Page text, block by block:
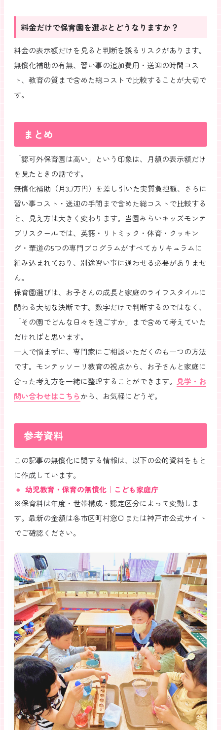
料金だけで保育園を選ぶとどうなりますか？
料金の表示額だけを見ると判断を誤るリスクがあります。
無償化補助の有無、習い事の追加費用・送迎の時間コス
ト、教育の質まで含めた総コストで比較することが大切で
す。
まとめ
「認可外保育園は高い」という印象は、月額の表示額だけ
を見たときの話です。
無償化補助（月3.7万円）を差し引いた実質負担額、さらに
習い事コスト・送迎の手間まで含めた総コストで比較する
と、見え方は大きく変わります。当園みらいキッズモンテ
プリスクールでは、英語・リトミック・体育・クッキン
グ・華道の5つの専門プログラムがすべてカリキュラムに
組み込まれており、別途習い事に通わせる必要がありませ
ん。
保育園選びは、お子さんの成長と家庭のライフスタイルに
関わる大切な決断です。数字だけで判断するのではなく、
「その園でどんな日々を過ごすか」まで含めて考えていた
だければと思います。
一人で悩まずに、専門家にご相談いただくのも一つの方法
です。モンテッソーリ教育の視点から、お子さんと家庭に
合った考え方を一緒に整理することができます。
見学・お
問い合わせはこちらから、お気軽にどうぞ。
参考資料
この記事の無償化に関する情報は、以下の公的資料をもと
に作成しています。
幼児教育・保育の無償化｜こども家庭庁
※保育料は年度・世帯構成・認定区分によって変動しま
す。最新の金額は各市区町村窓口または神戸市公式サイト
でご確認ください。